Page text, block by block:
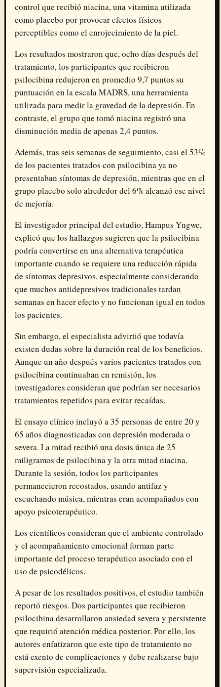
control que recibió niacina, una vitamina utilizada
como placebo por provocar efectos físicos
perceptibles como el enrojecimiento de la piel.
Los resultados mostraron que, ocho días después del
tratamiento, los participantes que recibieron
psilocibina redujeron en promedio 9,7 puntos su
puntuación en la escala MADRS, una herramienta
utilizada para medir la gravedad de la depresión. En
contraste, el grupo que tomó niacina registró una
disminución media de apenas 2,4 puntos.
Además, tras seis semanas de seguimiento, casi el 53%
de los pacientes tratados con psilocibina ya no
presentaban síntomas de depresión, mientras que en el
grupo placebo solo alrededor del 6% alcanzó ese nivel
de mejoría.
El investigador principal del estudio, Hampus Yngwe,
explicó que los hallazgos sugieren que la psilocibina
podría convertirse en una alternativa terapéutica
importante cuando se requiere una reducción rápida
de síntomas depresivos, especialmente considerando
que muchos antidepresivos tradicionales tardan
semanas en hacer efecto y no funcionan igual en todos
los pacientes.
Sin embargo, el especialista advirtió que todavía
existen dudas sobre la duración real de los beneficios.
Aunque un año después varios pacientes tratados con
psilocibina continuaban en remisión, los
investigadores consideran que podrían ser necesarios
tratamientos repetidos para evitar recaídas.
El ensayo clínico incluyó a 35 personas de entre 20 y
65 años diagnosticadas con depresión moderada o
severa. La mitad recibió una dosis única de 25
miligramos de psilocibina y la otra mitad niacina.
Durante la sesión, todos los participantes
permanecieron recostados, usando antifaz y
escuchando música, mientras eran acompañados con
apoyo psicoterapéutico.
Los científicos consideran que el ambiente controlado
y el acompañamiento emocional forman parte
importante del proceso terapéutico asociado con el
uso de psicodélicos.
A pesar de los resultados positivos, el estudio también
reportó riesgos. Dos participantes que recibieron
psilocibina desarrollaron ansiedad severa y persistente
que requirió atención médica posterior. Por ello, los
autores enfatizaron que este tipo de tratamiento no
está exento de complicaciones y debe realizarse bajo
supervisión especializada.